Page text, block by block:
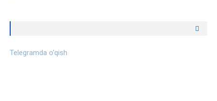
Telegramda o‘qish